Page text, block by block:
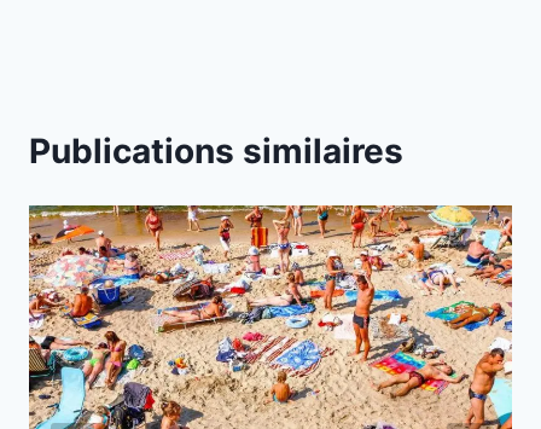
Publications similaires